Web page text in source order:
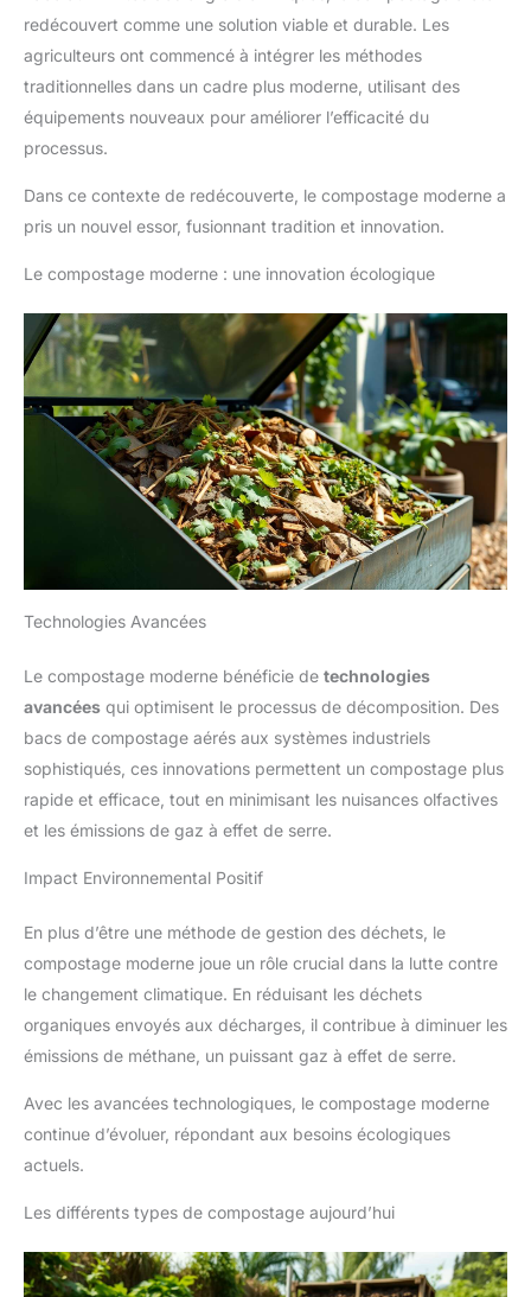
redécouvert comme une solution viable et durable. Les
agriculteurs ont commencé à intégrer les méthodes
traditionnelles dans un cadre plus moderne, utilisant des
équipements nouveaux pour améliorer l’efficacité du
processus.
Dans ce contexte de redécouverte, le compostage moderne a
pris un nouvel essor, fusionnant tradition et innovation.
Le compostage moderne : une innovation écologique
Technologies Avancées
Le compostage moderne bénéficie de technologies
avancées qui optimisent le processus de décomposition. Des
bacs de compostage aérés aux systèmes industriels
sophistiqués, ces innovations permettent un compostage plus
rapide et efficace, tout en minimisant les nuisances olfactives
et les émissions de gaz à effet de serre.
Impact Environnemental Positif
En plus d’être une méthode de gestion des déchets, le
compostage moderne joue un rôle crucial dans la lutte contre
le changement climatique. En réduisant les déchets
organiques envoyés aux décharges, il contribue à diminuer les
émissions de méthane, un puissant gaz à effet de serre.
Avec les avancées technologiques, le compostage moderne
continue d’évoluer, répondant aux besoins écologiques
actuels.
Les différents types de compostage aujourd’hui